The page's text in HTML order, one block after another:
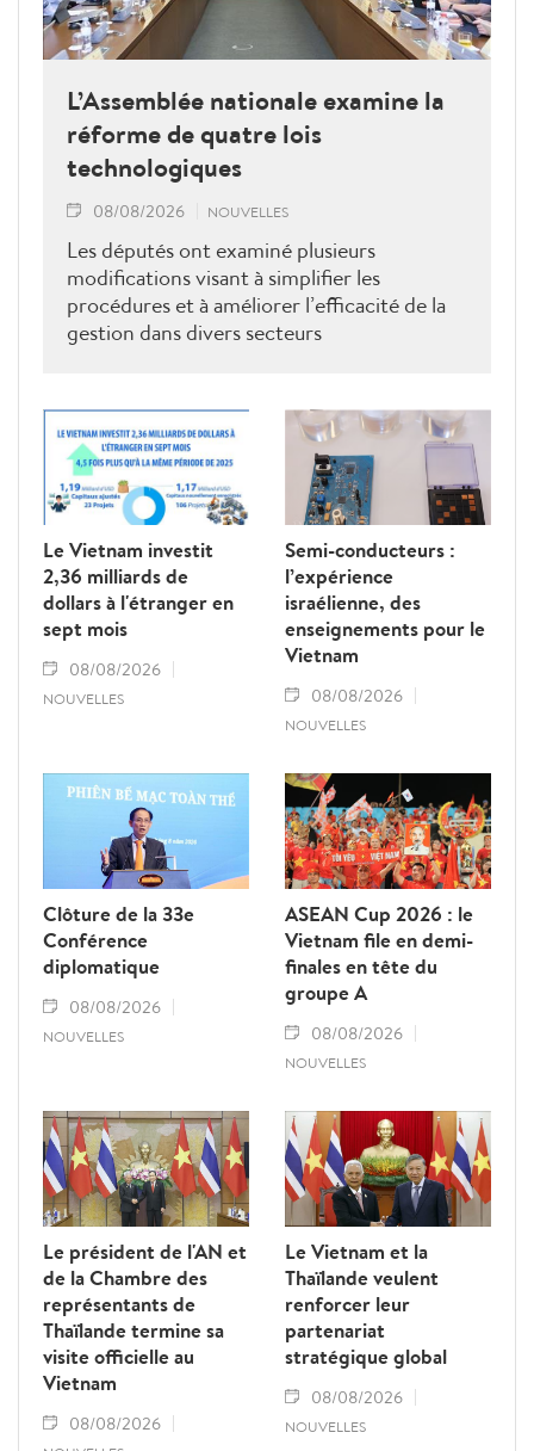
L’Assemblée nationale examine la
réforme de quatre lois
technologiques
08/08/2026 NOUVELLES
Les députés ont examiné plusieurs
modifications visant à simplifier les
procédures et à améliorer l’efficacité de la
gestion dans divers secteurs
Le Vietnam investit
2,36 milliards de
dollars à l'étranger en
sept mois
08/08/2026
NOUVELLES
Semi-conducteurs :
l’expérience
israélienne, des
enseignements pour le
Vietnam
08/08/2026
NOUVELLES
Clôture de la 33e
Conférence
diplomatique
08/08/2026
NOUVELLES
ASEAN Cup 2026 : le
Vietnam file en demi-
finales en tête du
groupe A
08/08/2026
NOUVELLES
Le président de l'AN et
de la Chambre des
représentants de
Thaïlande termine sa
visite officielle au
Vietnam
08/08/2026
Le Vietnam et la
Thaïlande veulent
renforcer leur
partenariat
stratégique global
08/08/2026
NOUVELLES